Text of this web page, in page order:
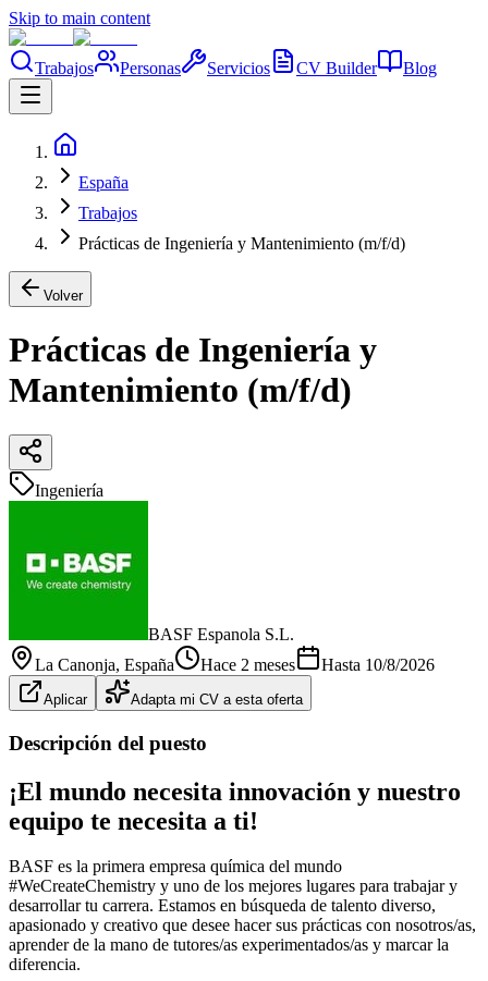
Skip to main content
Trabajos Personas Servicios CV Builder Blog
España
Trabajos
Prácticas de Ingeniería y Mantenimiento (m/f/d)
Volver
Prácticas de Ingeniería y
Mantenimiento (m/f/d)
Ingeniería
BASF Espanola S.L.
La Canonja, España Hace 2 meses Hasta 10/8/2026
Aplicar Adapta mi CV a esta oferta
Descripción del puesto
¡El mundo necesita innovación y nuestro
equipo te necesita a ti!
BASF es la primera empresa química del mundo
#WeCreateChemistry y uno de los mejores lugares para trabajar y
desarrollar tu carrera. Estamos en búsqueda de talento diverso,
apasionado y creativo que desee hacer sus prácticas con nosotros/as,
aprender de la mano de tutores/as experimentados/as y marcar la
diferencia.